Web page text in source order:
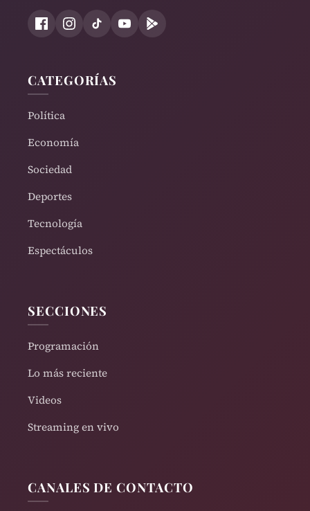
CATEGORÍAS
Política
Economía
Sociedad
Deportes
Tecnología
Espectáculos
SECCIONES
Programación
Lo más reciente
Videos
Streaming en vivo
CANALES DE CONTACTO